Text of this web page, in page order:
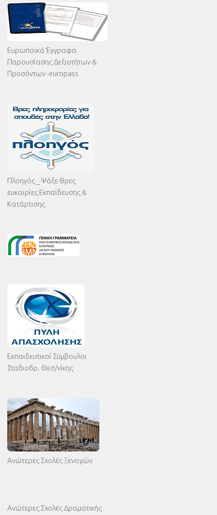
Ευρωπαϊκά Έγγραφα
Παρουσίασης Δεξιοτήτων &
Προσόντων -europass
Πλοηγός _ Ψάξε-Βρες
ευκαιρίες Εκπαίδευσης &
Κατάρτισης
Εκπαιδευτικοί Σύμβουλοι
Σταδιοδρ. Θεσ/νίκης
Ανώτερες Σχολές Ξεναγών
Ανώτερες Σχολές Δραματικής